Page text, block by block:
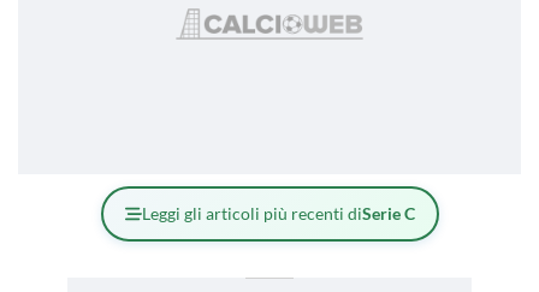
Leggi gli articoli più recenti diSerie C